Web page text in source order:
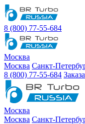
8 (800) 77-55-684
Москва
Москва Санкт-
8 (800) 77-55-684
Москва
Москва Санкт-